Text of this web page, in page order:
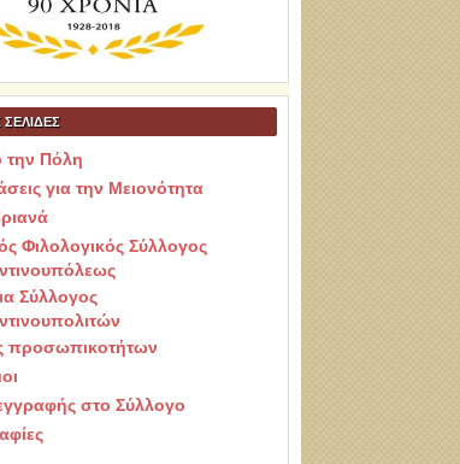
την Πόλη
για την Μειονότητα
Φιλολογικός Σύλλογος
Σύλλογος
προσωπικοτήτων
στο Σύλλογο